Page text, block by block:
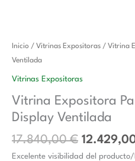
Inicio / Vitrinas Expositoras / Vitrina
Ventilada
Vitrinas Expositoras
Vitrina Expositora
Display Ventilada
17.840,00€
El
Excelente visibilidad del
Vitrina
Expositora
Para
Con
Display
cantidad